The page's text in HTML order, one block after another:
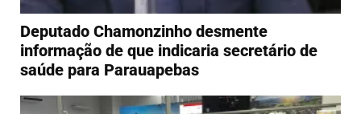
Deputado Chamonzinho desmente
informação de que indicaria secretário de
saúde para Parauapebas